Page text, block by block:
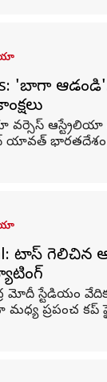
'బాగా
ఆస్ట్రేలియా
యావత్
టాస్ గెలిచిన
మోదీ స్టేడియం
ప్రపంచ కప్